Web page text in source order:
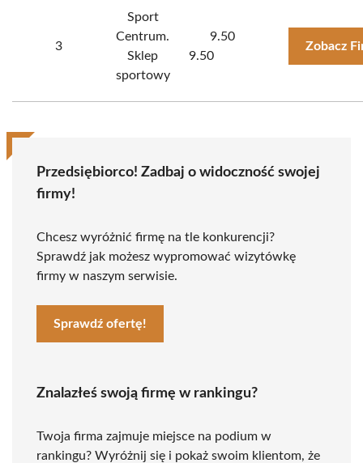
3
Sport
Centrum.
Sklep
sportowy
9.50
9.50
Zobacz
Przedsiębiorco! Zadbaj o widoczność swojej
firmy!
Chcesz wyróżnić firmę na tle konkurencji?
Sprawdź jak możesz wypromować wizytówkę
firmy w naszym serwisie.
Sprawdź ofertę!
Znalazłeś swoją firmę w rankingu?
Twoja firma zajmuje miejsce na podium w
rankingu? Wyróżnij się i pokaż swoim klientom, że